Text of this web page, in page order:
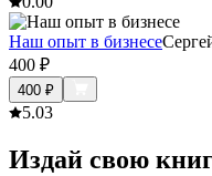
Наш опыт в бизнесе
400 ₽
400 ₽
5.03
Издай свою